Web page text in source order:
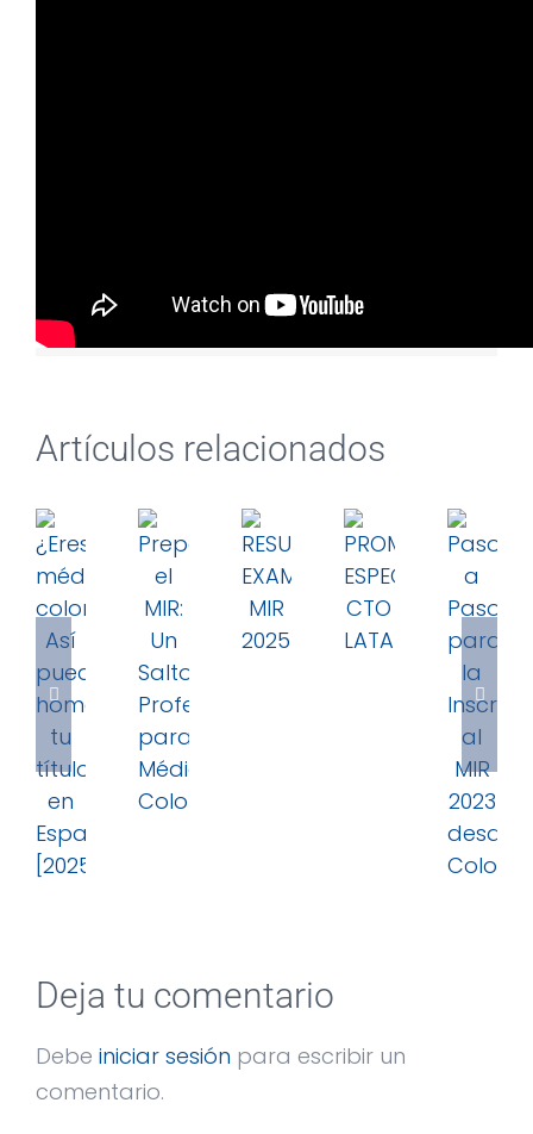
LinkedInWhatsApp
Artículos relacionados
Deja tu comentario
Debe iniciar sesión para escribir un
comentario.